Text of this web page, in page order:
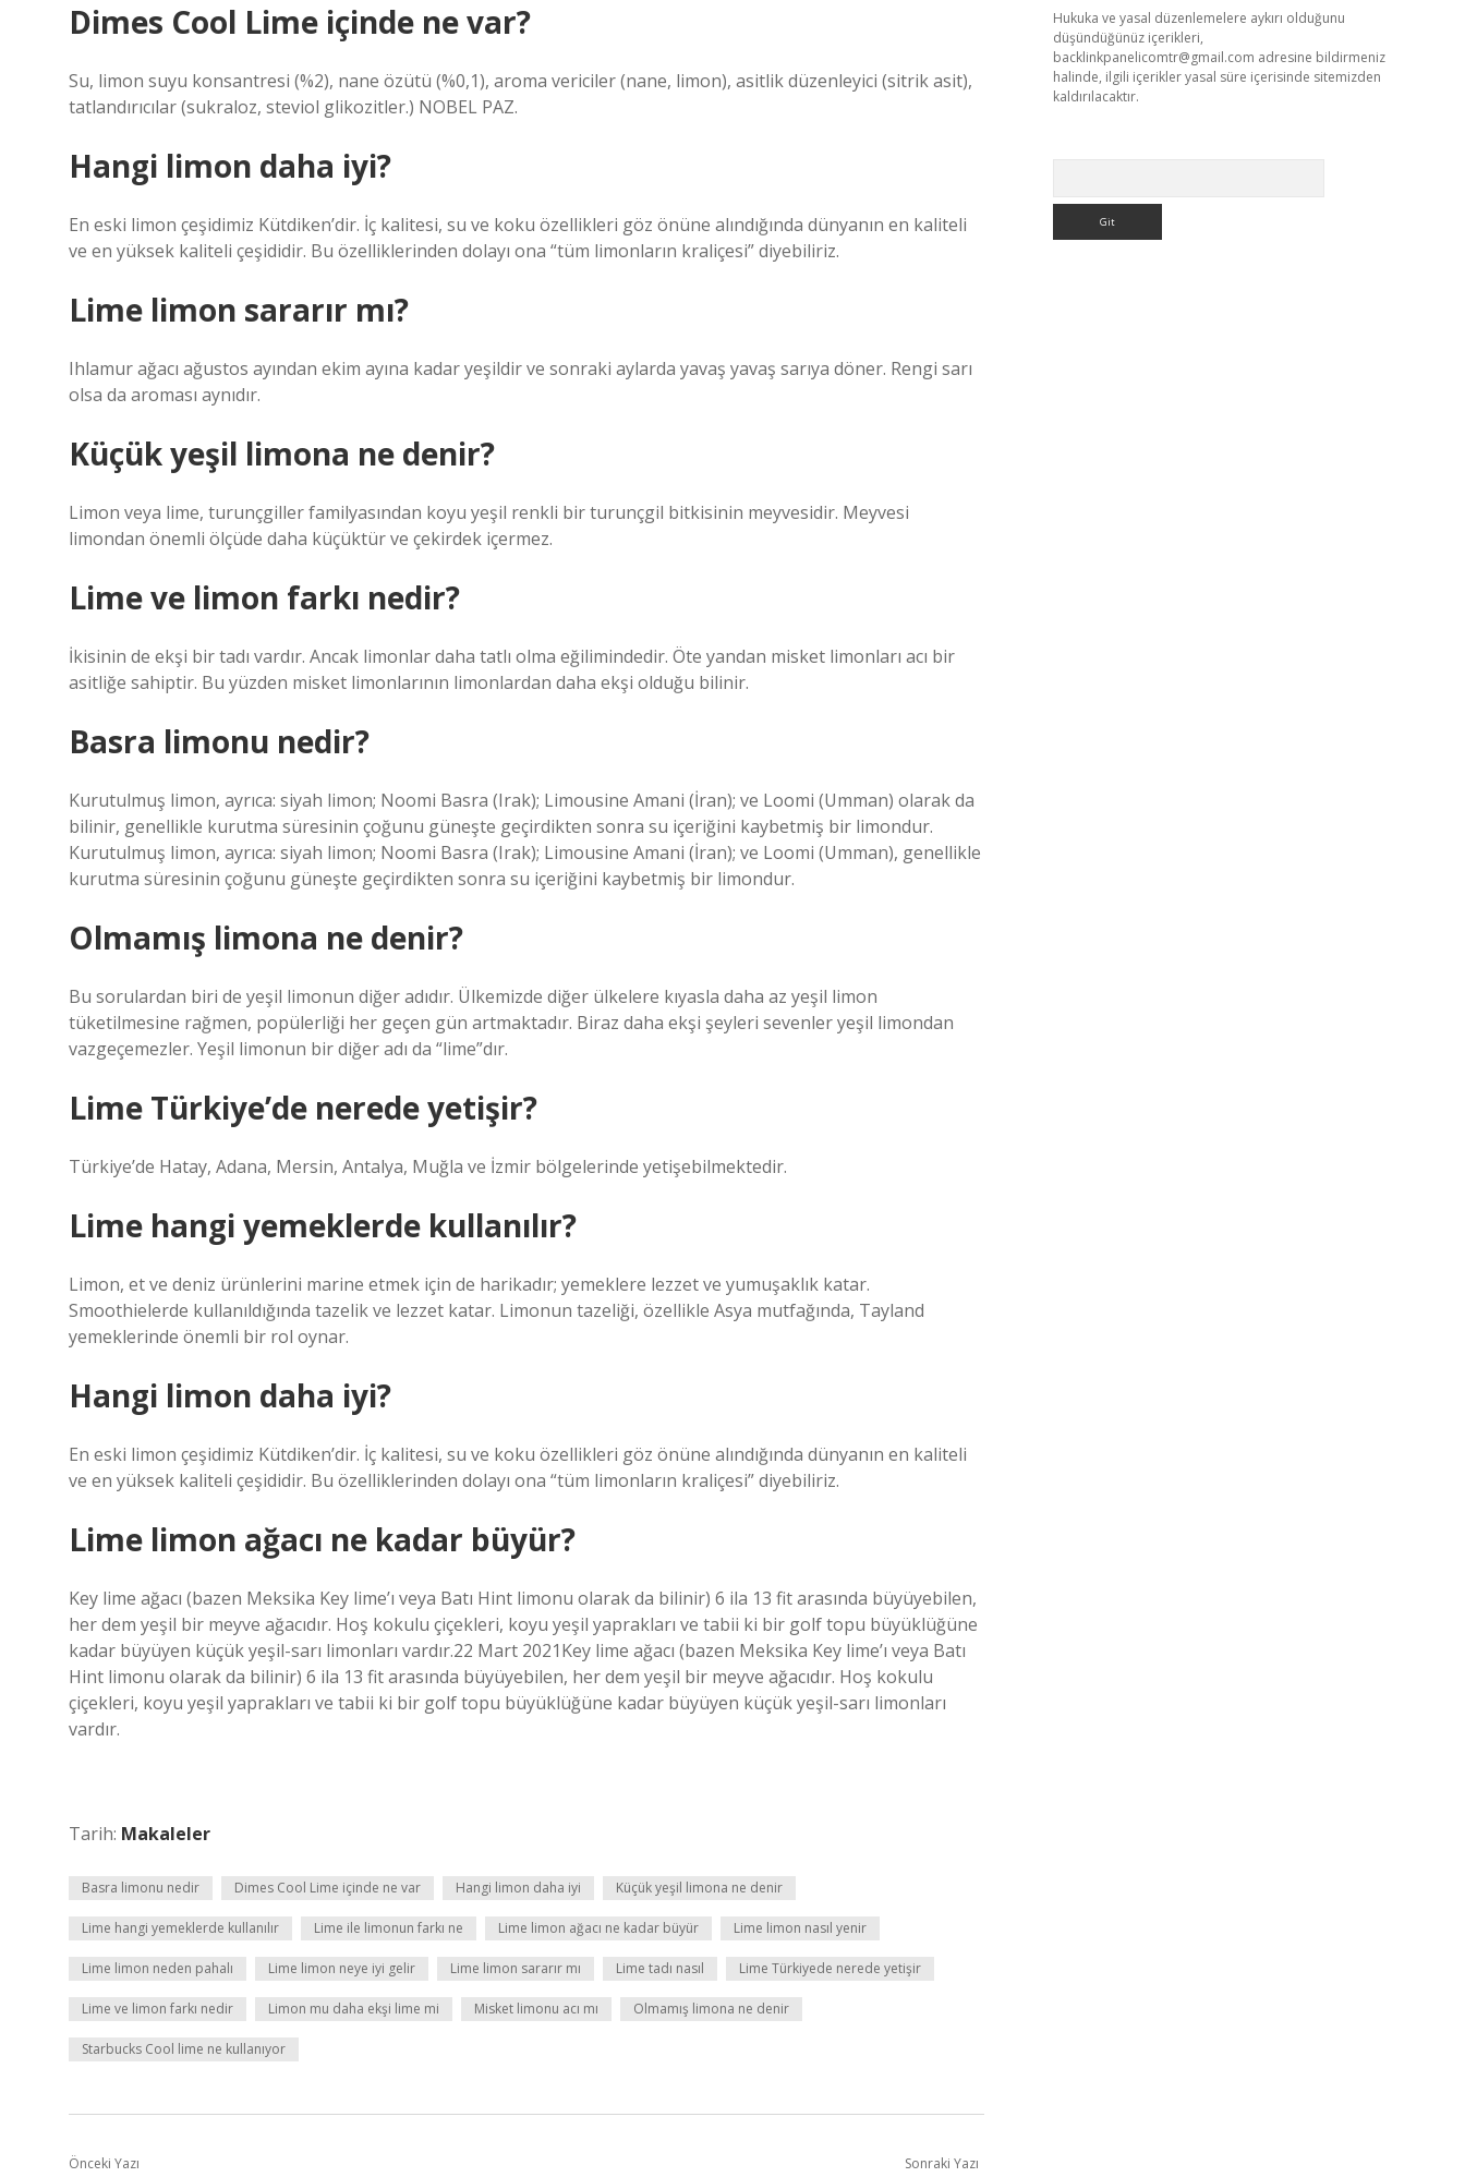
Dimes Cool Lime içinde ne var?
Su, limon suyu konsantresi (%2), nane özütü (%0,1), aroma vericiler (nane, limon), asitlik düzenleyici (sitrik asit),
tatlandırıcılar (sukraloz, steviol glikozitler.) NOBEL PAZ.
Hangi limon daha iyi?
En eski limon çeşidimiz Kütdiken’dir. İç kalitesi, su ve koku özellikleri göz önüne alındığında dünyanın en kaliteli
ve en yüksek kaliteli çeşididir. Bu özelliklerinden dolayı ona “tüm limonların kraliçesi” diyebiliriz.
Lime limon sararır mı?
Ihlamur ağacı ağustos ayından ekim ayına kadar yeşildir ve sonraki aylarda yavaş yavaş sarıya döner. Rengi sarı
olsa da aroması aynıdır.
Küçük yeşil limona ne denir?
Limon veya lime, turunçgiller familyasından koyu yeşil renkli bir turunçgil bitkisinin meyvesidir. Meyvesi
limondan önemli ölçüde daha küçüktür ve çekirdek içermez.
Lime ve limon farkı nedir?
İkisinin de ekşi bir tadı vardır. Ancak limonlar daha tatlı olma eğilimindedir. Öte yandan misket limonları acı bir
asitliğe sahiptir. Bu yüzden misket limonlarının limonlardan daha ekşi olduğu bilinir.
Basra limonu nedir?
Kurutulmuş limon, ayrıca: siyah limon; Noomi Basra (Irak); Limousine Amani (İran); ve Loomi (Umman) olarak da
bilinir, genellikle kurutma süresinin çoğunu güneşte geçirdikten sonra su içeriğini kaybetmiş bir limondur.
Kurutulmuş limon, ayrıca: siyah limon; Noomi Basra (Irak); Limousine Amani (İran); ve Loomi (Umman), genellikle
kurutma süresinin çoğunu güneşte geçirdikten sonra su içeriğini kaybetmiş bir limondur.
Olmamış limona ne denir?
Bu sorulardan biri de yeşil limonun diğer adıdır. Ülkemizde diğer ülkelere kıyasla daha az yeşil limon
tüketilmesine rağmen, popülerliği her geçen gün artmaktadır. Biraz daha ekşi şeyleri sevenler yeşil limondan
vazgeçemezler. Yeşil limonun bir diğer adı da “lime”dır.
Lime Türkiye’de nerede yetişir?
Türkiye’de Hatay, Adana, Mersin, Antalya, Muğla ve İzmir bölgelerinde yetişebilmektedir.
Lime hangi yemeklerde kullanılır?
Limon, et ve deniz ürünlerini marine etmek için de harikadır; yemeklere lezzet ve yumuşaklık katar.
Smoothielerde kullanıldığında tazelik ve lezzet katar. Limonun tazeliği, özellikle Asya mutfağında, Tayland
yemeklerinde önemli bir rol oynar.
Hangi limon daha iyi?
En eski limon çeşidimiz Kütdiken’dir. İç kalitesi, su ve koku özellikleri göz önüne alındığında dünyanın en kaliteli
ve en yüksek kaliteli çeşididir. Bu özelliklerinden dolayı ona “tüm limonların kraliçesi” diyebiliriz.
Lime limon ağacı ne kadar büyür?
Key lime ağacı (bazen Meksika Key lime’ı veya Batı Hint limonu olarak da bilinir) 6 ila 13 fit arasında büyüyebilen,
her dem yeşil bir meyve ağacıdır. Hoş kokulu çiçekleri, koyu yeşil yaprakları ve tabii ki bir golf topu büyüklüğüne
kadar büyüyen küçük yeşil-sarı limonları vardır.22 Mart 2021Key lime ağacı (bazen Meksika Key lime’ı veya Batı
Hint limonu olarak da bilinir) 6 ila 13 fit arasında büyüyebilen, her dem yeşil bir meyve ağacıdır. Hoş kokulu
çiçekleri, koyu yeşil yaprakları ve tabii ki bir golf topu büyüklüğüne kadar büyüyen küçük yeşil-sarı limonları
vardır.
Tarih: Makaleler
Basra limonu nedir Dimes Cool Lime içinde ne var Hangi limon daha iyi Küçük yeşil limona ne denir
Lime hangi yemeklerde kullanılır Lime ile limonun farkı ne Lime limon ağacı ne kadar büyür Lime limon nasıl yenir
Lime limon neden pahalı Lime limon neye iyi gelir Lime limon sararır mı Lime tadı nasıl Lime Türkiyede nerede yetişir
Lime ve limon farkı nedir Limon mu daha ekşi lime mi Misket limonu acı mı Olmamış limona ne denir
Starbucks Cool lime ne kullanıyor
Önceki Yazı Sonraki Yazı
Hukuka ve yasal düzenlemelere aykırı olduğunu
düşündüğünüz içerikleri,
backlinkpanelicomtr@gmail.com adresine bildirmeniz
halinde, ilgili içerikler yasal süre içerisinde sitemizden
kaldırılacaktır.